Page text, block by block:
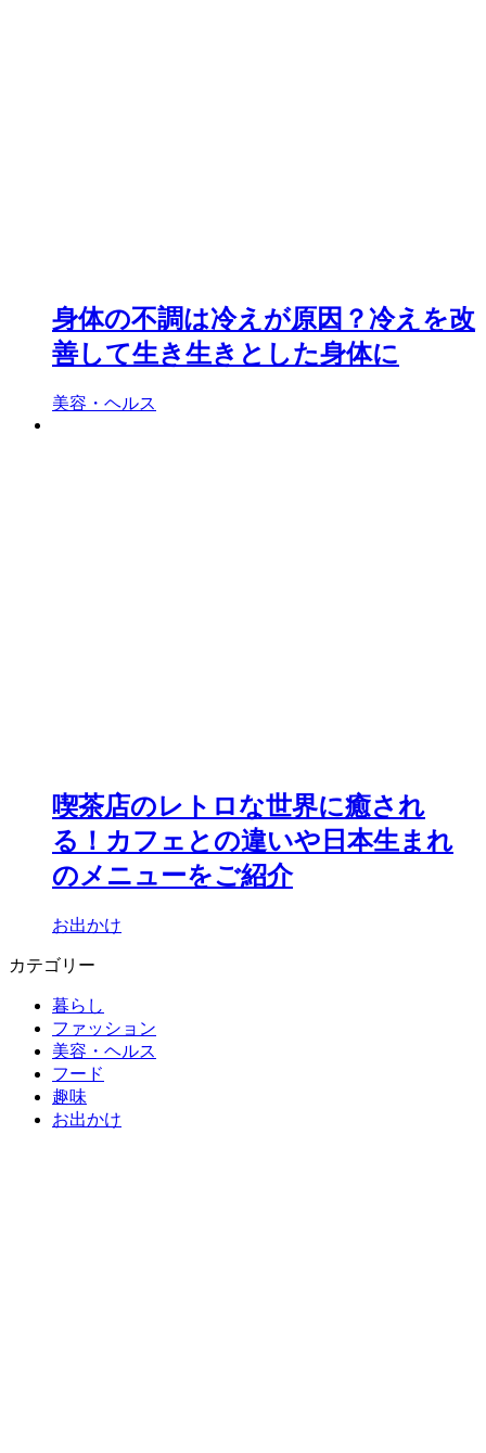
身体の不調は冷えが原因？冷えを改
善して生き生きとした身体に
美容・ヘルス
喫茶店のレトロな世界に癒され
る！カフェとの違いや日本生まれ
のメニューをご紹介
お出かけ
カテゴリー
暮らし
ファッション
美容・ヘルス
フード
趣味
お出かけ